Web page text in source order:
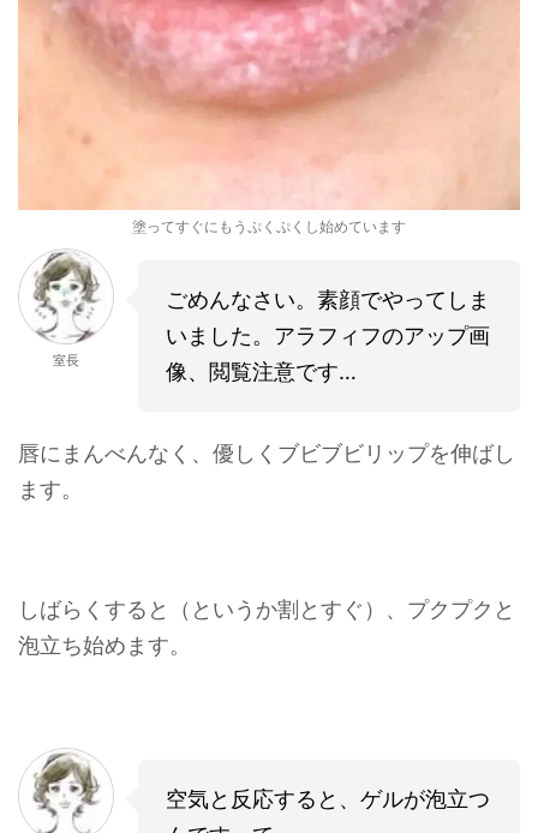
塗ってすぐにもうぷくぷくし始めています
室長
ごめんなさい。素顔でやってしま
いました。アラフィフのアップ画
像、閲覧注意です…
唇にまんべんなく、優しくブビブビリップを伸ばし
ます。
しばらくすると（というか割とすぐ）、プクプクと
泡立ち始めます。
空気と反応すると、ゲルが泡立つ